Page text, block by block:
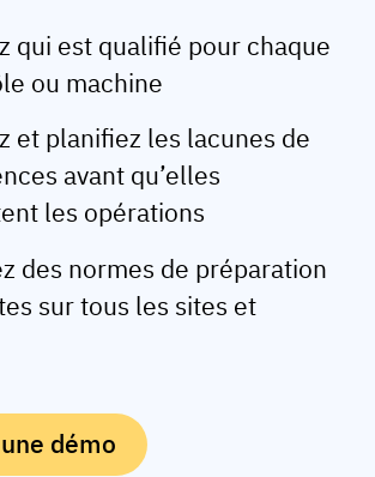
formation
compétences terrain
formation
de formation
qui est qualifié pour chaque
ou machine
et planifiez les lacunes de
avant qu’elles
les opérations
des normes de préparation
sur tous les sites et
démo